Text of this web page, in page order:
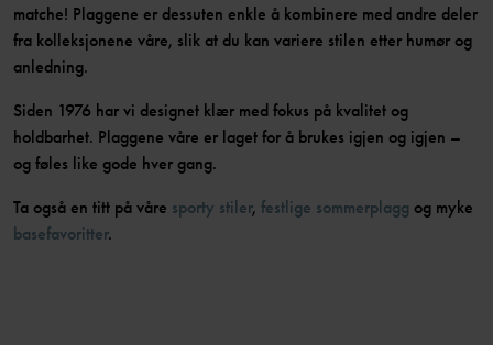
matche! Plaggene er dessuten enkle å kombinere med andre deler
fra kolleksjonene våre, slik at du kan variere stilen etter humør og
anledning.
Siden 1976 har vi designet klær med fokus på kvalitet og
holdbarhet. Plaggene våre er laget for å brukes igjen og igjen –
og føles like gode hver gang.
Ta også en titt på våre sporty stiler, festlige sommerplagg og myke
basefavoritter.